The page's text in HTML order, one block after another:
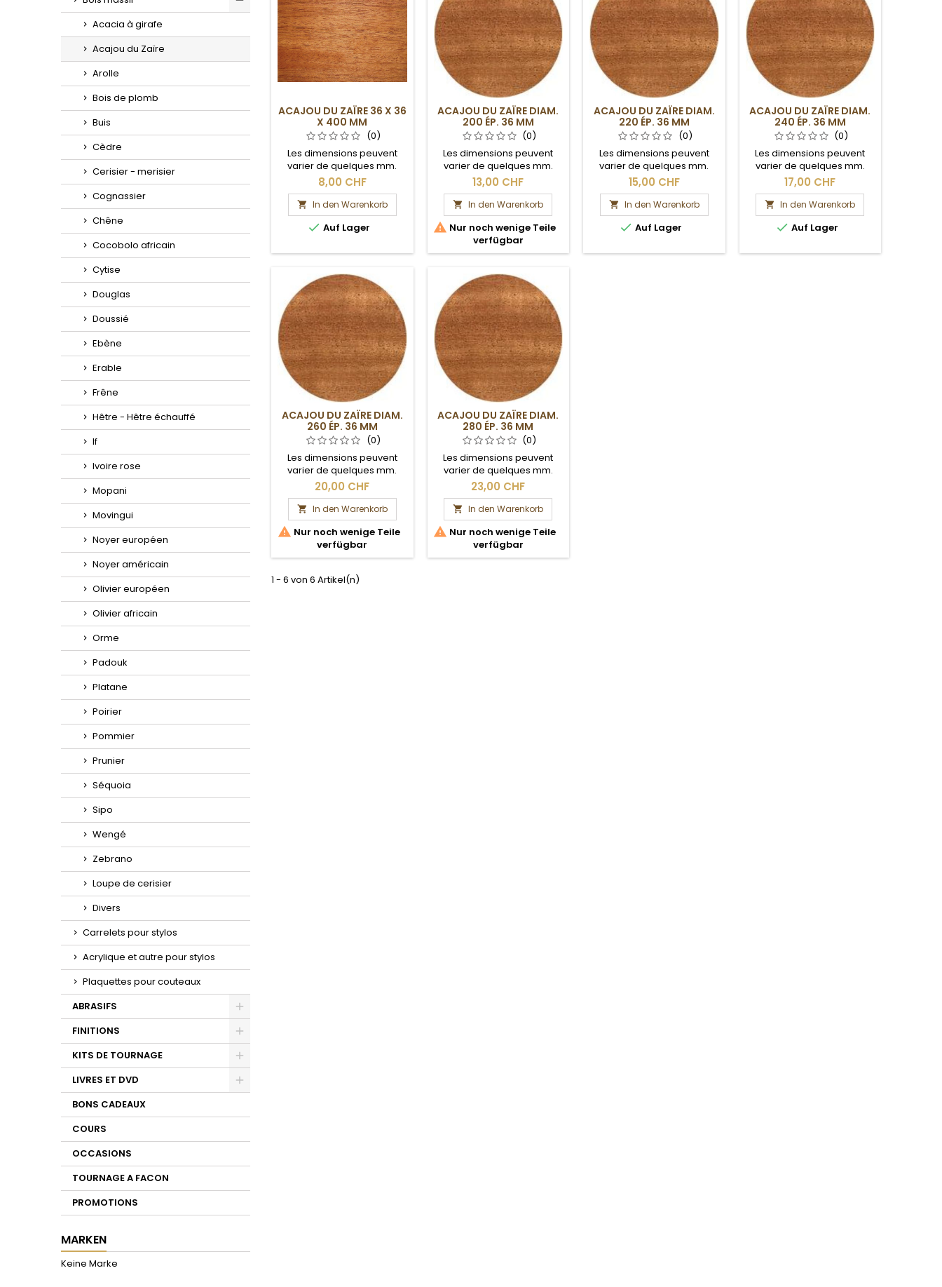
Toggle
Acacia à girafe
Acajou du Zaïre
Arolle
Bois de plomb
Buis
Cèdre
Cerisier - merisier
Cognassier
Chêne
Cocobolo africain
Cytise
Douglas
Doussié
Ebène
Erable
Frêne
Hêtre - Hêtre échauffé
If
Ivoire rose
Mopani
Movingui
Noyer européen
Noyer américain
Olivier européen
Olivier africain
Orme
Padouk
Platane
Poirier
Pommier
Prunier
Séquoia
Sipo
Wengé
Zebrano
Loupe de cerisier
Divers
Carrelets pour stylos
Acrylique et autre pour stylos
Plaquettes pour couteaux
ABRASIFS
FINITIONS
KITS DE TOURNAGE
LIVRES ET DVD
BONS CADEAUX
COURS
OCCASIONS
TOURNAGE A FACON
PROMOTIONS
MARKEN
Keine Marke
ACAJOU DU ZAÏRE 36 X 36
X 400 MM
(0)
Les dimensions peuvent
varier de quelques mm.
Section brute.
8,00 CHF
 In den Warenkorb
 Auf Lager
ACAJOU DU ZAÏRE DIAM.
200 ÉP. 36 MM
(0)
Les dimensions peuvent
varier de quelques mm.
Section brute.
13,00 CHF
 In den Warenkorb
 Nur noch wenige Teile
verfügbar
ACAJOU DU ZAÏRE DIAM.
220 ÉP. 36 MM
(0)
Les dimensions peuvent
varier de quelques mm.
Section brute.
15,00 CHF
 In den Warenkorb
 Auf Lager
ACAJOU DU ZAÏRE DIAM.
240 ÉP. 36 MM
(0)
Les dimensions peuvent
varier de quelques mm.
Section brute.
17,00 CHF
 In den Warenkorb
 Auf Lager
ACAJOU DU ZAÏRE DIAM.
260 ÉP. 36 MM
(0)
Les dimensions peuvent
varier de quelques mm.
Section brute.
20,00 CHF
 In den Warenkorb
 Nur noch wenige Teile
verfügbar
ACAJOU DU ZAÏRE DIAM.
280 ÉP. 36 MM
(0)
Les dimensions peuvent
varier de quelques mm.
Section brute.
23,00 CHF
 In den Warenkorb
 Nur noch wenige Teile
verfügbar
1 - 6 von 6 Artikel(n)